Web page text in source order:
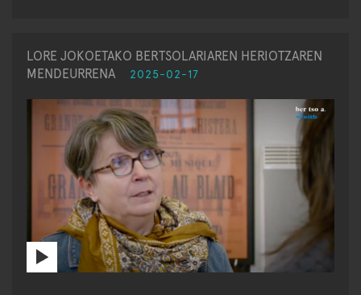
LORE JOKOETAKO BERTSOLARIAREN HERIOTZAREN
MENDEURRENA
2025-02-17